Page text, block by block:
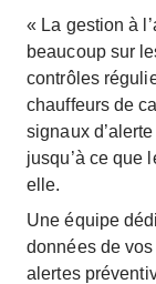
« La gestion à
beaucoup sur
contrôles
chauffeurs de
signaux
jusqu’à ce que
elle.
Une équipe
données de
alertes